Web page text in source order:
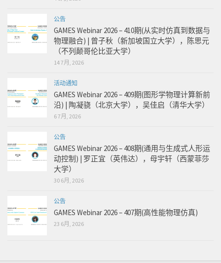
公告
GAMES Webinar 2026 – 410期(从实时仿真到数据与
物理融合) | 曾子秋（新加坡国立大学），陈思元
（不列颠哥伦比亚大学）
14 7月, 2026
活动通知
GAMES Webinar 2026 – 409期(图形学物理计算新前
沿) | 陶凝骁（北京大学），吴佳启（清华大学）
6 7月, 2026
公告
GAMES Webinar 2026 – 408期(通用与生成式人形运
动控制) | 罗正宜（英伟达），母宇轩（西蒙菲莎
大学）
30 6月, 2026
公告
GAMES Webinar 2026 – 407期(高性能物理仿真)
23 6月, 2026